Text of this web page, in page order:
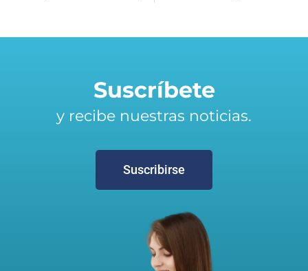
Suscríbete
y recibe nuestras noticias.
Suscribirse